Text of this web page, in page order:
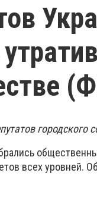
городского
всех уровней.